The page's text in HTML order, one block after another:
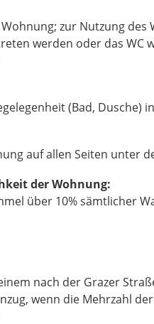
zur Nutzung des
werden oder das
(Bad, Dusche)
auf allen Seiten unter
der Wohnung:
über 10% sämtlicher
nach der Grazer
wenn die Mehrzahl